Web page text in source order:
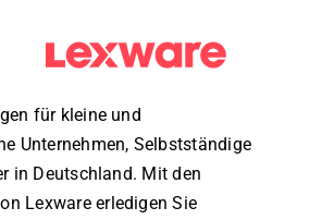
für kleine und
Unternehmen, Selbstständige
in Deutschland. Mit den
Lexware erledigen Sie